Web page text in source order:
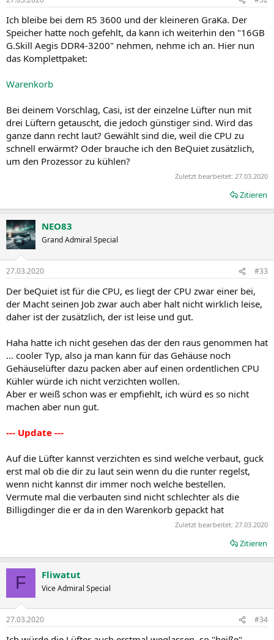
Ich bleibe bei dem R5 3600 und der kleineren GraKa. Der
Speicher hatte noch gefehlt, da kann ich weiterhin den "16GB
G.Skill Aegis DDR4-3200" nehmen, nehme ich an. Hier nun
das Komplettpaket:
Warenkorb
Bei deinem Vorschlag, Casi, ist der einzelne Lüfter nun mit
drei Lüftern getauscht, die jedoch günstiger sind. Wird das
ganze dann recht laut? Gewählt sind die, weil die CPU zu
schnell erwärmt? Oder brauche ich den BeQuiet zusätzlich,
um den Prozessor zu kühlen?
Zuletzt bearbeitet: 27.03.2020
Zitieren
NEO83
Grand Admiral Special
27.03.2020 #33
Der beQuiet ist für die CPU, es liegt der CPU zwar einer bei,
der Macht seinen Job zwar auch aber halt nicht wirklich leise,
daher ist der zusätzlich, der ist leise und gut.
Haha hatte ich nicht gesehen das der den raus genommen hat
... cooler Typ, also ja man kann für das Gehäuse noch
Gehäuselüfter dazu packen aber auf einen ordentlichen CPU
Kühler würde ich nicht verzichten wollen.
Aber er weiß schon was er empfiehlt, ich würd es so nicht
machen aber nun gut.
--- Update ---
Auf die Lüfter kannst verzichten es sind welche verbaut, guck
erst mal ob die dir zu laut sein wenn du die runter regelst,
wenn nicht kannst dir immer noch welche bestellen.
Vermute mal die verbauten sind nicht schlechter als die
Billigdinger die er da in den Warenkorb gepackt hat
Zuletzt bearbeitet: 27.03.2020
Zitieren
F Fliwatut
Vice Admiral Special
27.03.2020 #34